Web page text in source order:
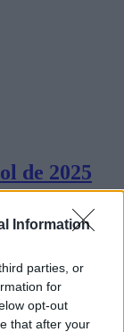
Information
parties, or
for
opt-out
that after your
de 2025
à divers besoins.
les avantages et…